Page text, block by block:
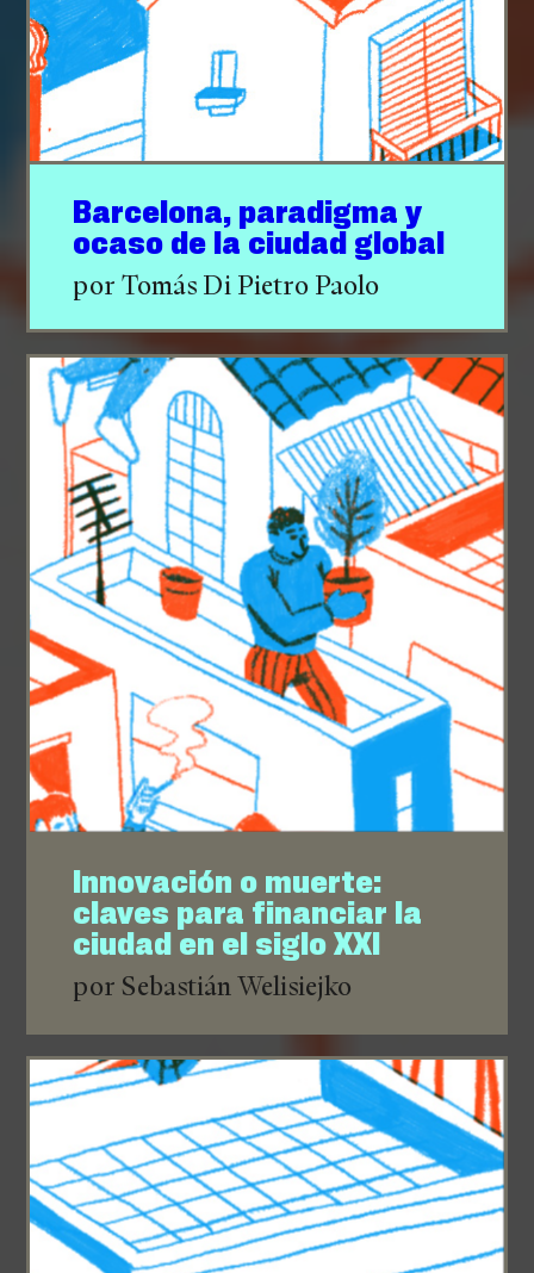
Barcelona, paradigma y
ocaso de la ciudad global
por Tomás Di Pietro Paolo
Innovación o muerte:
claves para financiar la
ciudad en el siglo XXI
por Sebastián Welisiejko